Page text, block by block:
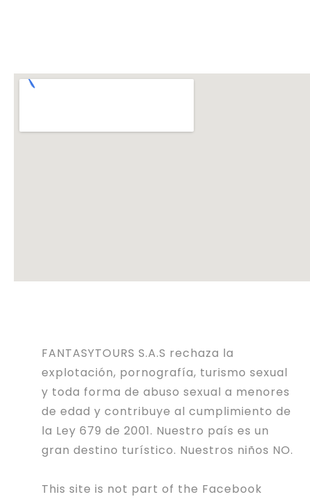
FANTASYTOURS S.A.S rechaza la
explotación, pornografía, turismo sexual
y toda forma de abuso sexual a menores
de edad y contribuye al cumplimiento de
la Ley 679 de 2001. Nuestro país es un
gran destino turístico. Nuestros niños NO.
This site is not part of the Facebook